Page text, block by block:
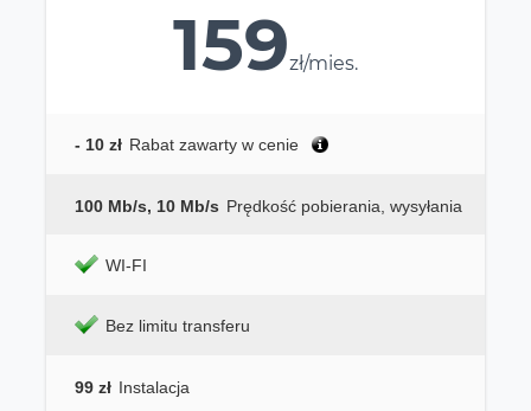
159zł/mies.
- 10 zł Rabat zawarty w cenie
100 Mb/s, 10 Mb/s Prędkość pobierania, wysyłania
WI-FI
Bez limitu transferu
99 zł Instalacja